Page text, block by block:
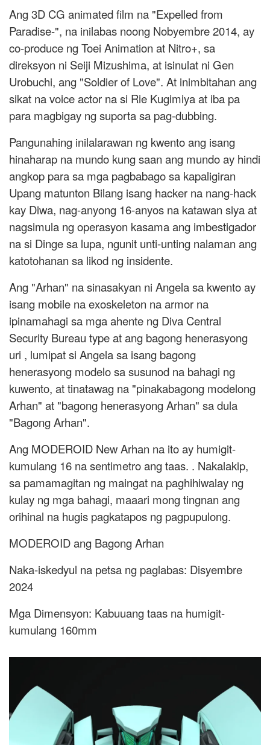
Ang 3D CG animated film na "Expelled from
Paradise-", na inilabas noong Nobyembre 2014, ay
co-produce ng Toei Animation at Nitro+, sa
direksyon ni Seiji Mizushima, at isinulat ni Gen
Urobuchi, ang "Soldier of Love". At inimbitahan ang
sikat na voice actor na si Rie Kugimiya at iba pa
para magbigay ng suporta sa pag-dubbing.
Pangunahing inilalarawan ng kwento ang isang
hinaharap na mundo kung saan ang mundo ay hindi
angkop para sa mga pagbabago sa kapaligiran
Upang matunton Bilang isang hacker na nang-hack
kay Diwa, nag-anyong 16-anyos na katawan siya at
nagsimula ng operasyon kasama ang imbestigador
na si Dinge sa lupa, ngunit unti-unting nalaman ang
katotohanan sa likod ng insidente.
Ang "Arhan" na sinasakyan ni Angela sa kwento ay
isang mobile na exoskeleton na armor na
ipinamahagi sa mga ahente ng Diva Central
Security Bureau type at ang bagong henerasyong
uri , lumipat si Angela sa isang bagong
henerasyong modelo sa susunod na bahagi ng
kuwento, at tinatawag na "pinakabagong modelong
Arhan" at "bagong henerasyong Arhan" sa dula
"Bagong Arhan".
Ang MODEROID New Arhan na ito ay humigit-
kumulang 16 na sentimetro ang taas. . Nakalakip,
sa pamamagitan ng maingat na paghihiwalay ng
kulay ng mga bahagi, maaari mong tingnan ang
orihinal na hugis pagkatapos ng pagpupulong.
MODEROID ang Bagong Arhan
Naka-iskedyul na petsa ng paglabas: Disyembre
2024
Mga Dimensyon: Kabuuang taas na humigit-
kumulang 160mm